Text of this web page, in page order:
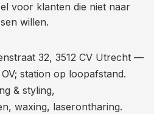
voor klanten die niet naar
willen.
32, 3512 CV Utrecht —
station op loopafstand.
& styling,
waxing, laserontharing.